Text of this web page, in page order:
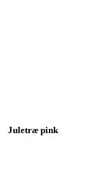
Juletræ pink